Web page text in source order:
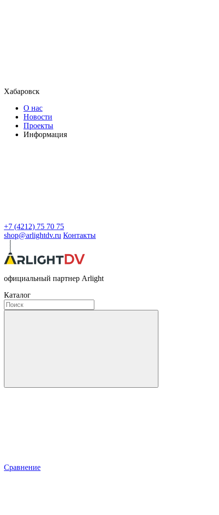
Хабаровск
О нас
Новости
Проекты
Информация
+7 (4212) 75 70 75
shop@arlightdv.ru Контакты
официальный партнер Arlight
Каталог
Сравнение